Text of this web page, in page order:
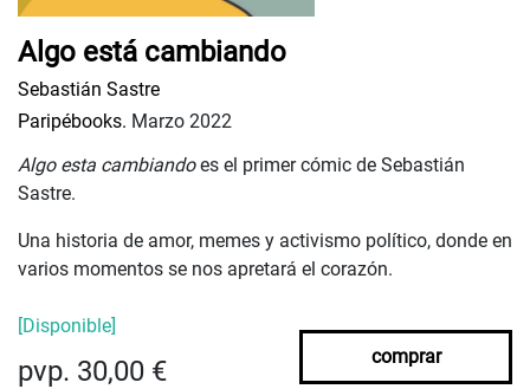
Algo está cambiando
Sebastián Sastre
Paripébooks. Marzo 2022
Algo esta cambiandoes el primer cómic de Sebastián
Sastre.
Una historia de amor, memes y activismo político, donde en
varios momentos se nos apretará el corazón.
[Disponible]
pvp. 30,00 € comprar